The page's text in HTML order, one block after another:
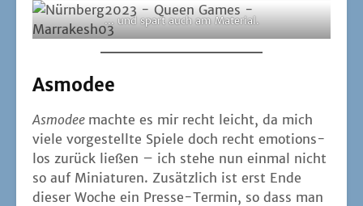
... und spart auch am Material.
Asmodee
Asmo­dee mach­te es mir recht leicht, da mich
vie­le vor­ge­stell­te Spie­le doch recht emo­ti­ons­
los zurück lie­ßen – ich ste­he nun ein­mal nicht
so auf Minia­tu­ren. Zusätz­lich ist erst Ende
die­ser Woche ein Pres­se-Ter­min, so dass man